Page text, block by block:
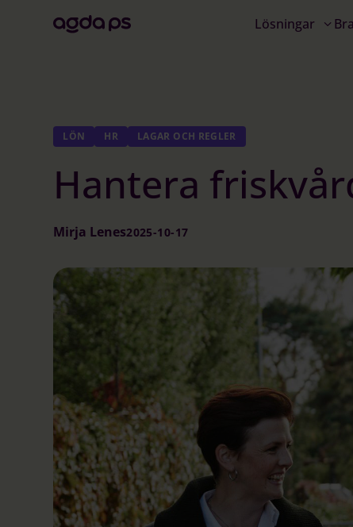
Lösningar
LÖN HR LAGAR OCH REGLER
Hantera
Mirja Lenes2025-10-17